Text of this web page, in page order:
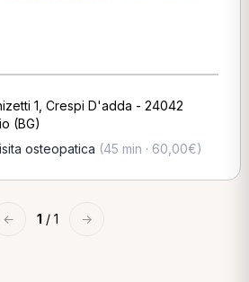
1, Crespi D'adda - 24042
(BG)
osteopatica (45 min · 60,00€)
← 1 / 1 →